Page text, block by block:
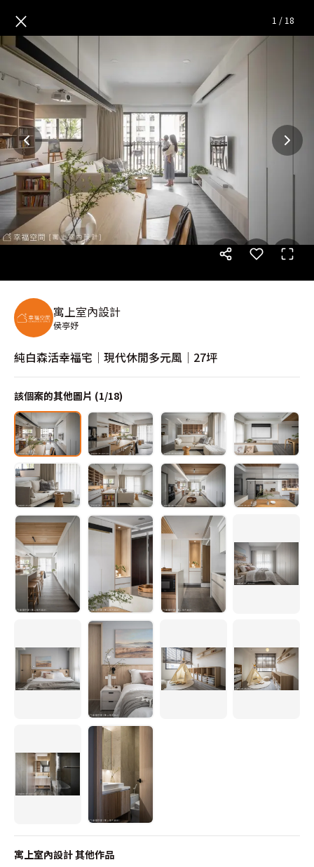
純白森活幸福宅│現代休閒多
× 1 / 18
寓上室內設計
侯亭妤
純白森活幸福宅│現代休閒多元風│27坪
該個案的其他圖片 (1/18)
寓上室內設計其他作品